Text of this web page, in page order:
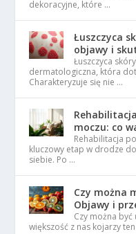
dekoracyjne, które …
Łuszczyca
objawy i
Łuszczyca
dermatologiczna, która
Charakteryzuje się nie …
moczu: co
Rehabilitacja
kluczowy etap w drodze
siebie. Po …
Czy można
Objawy i
Czy można być
większość z nas kojarzy